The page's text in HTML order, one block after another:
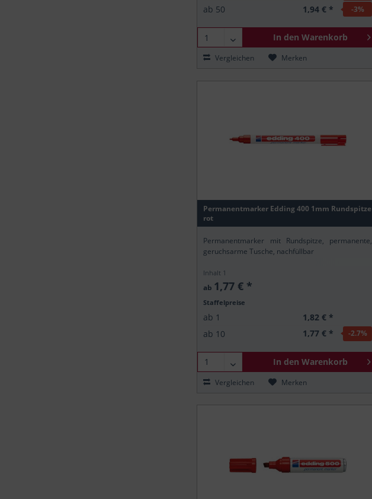
ab 50 1,94 € * -3%
In den Warenkorb
Vergleichen Merken
Permanentmarker Edding 400 1mm Rundspitze
rot
Permanentmarker mit Rundspitze, permanente,
geruchsarme Tusche, nachfüllbar
Inhalt 1
ab 1,77 € *
Staffelpreise
ab 1
1,82 € *
ab 10 1,77 € * -2.7%
In den Warenkorb
Vergleichen Merken